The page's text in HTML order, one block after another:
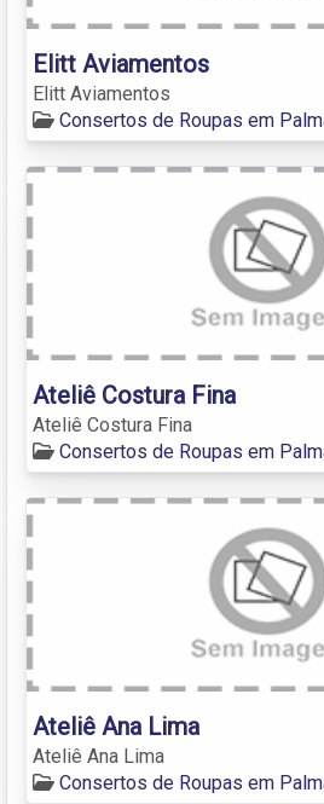
Elitt Aviamentos
Elitt Aviamentos
Consertos de Roupas em
Ateliê Costura Fina
Ateliê Costura Fina
Consertos de Roupas em
Ateliê Ana Lima
Ateliê Ana Lima
Consertos de Roupas em